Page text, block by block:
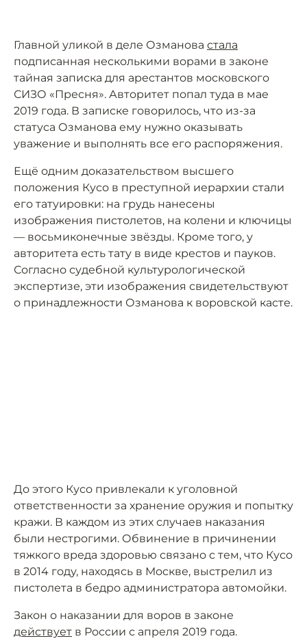
Главной уликой в деле Озманова стала
подписанная несколькими ворами в законе
тайная записка для арестантов московского
СИЗО «Пресня». Авторитет попал туда в мае
2019 года. В записке говорилось, что из-за
статуса Озманова ему нужно оказывать
уважение и выполнять все его распоряжения.
Ещё одним доказательством высшего
положения Кусо в преступной иерархии стали
его татуировки: на грудь нанесены
изображения пистолетов, на колени и ключицы
— восьмиконечные звёзды. Кроме того, у
авторитета есть тату в виде крестов и пауков.
Согласно судебной культурологической
экспертизе, эти изображения свидетельствуют
о принадлежности Озманова к воровской касте.
До этого Кусо привлекали к уголовной
ответственности за хранение оружия и попытку
кражи. В каждом из этих случаев наказания
были нестрогими. Обвинение в причинении
тяжкого вреда здоровью связано с тем, что Кусо
в 2014 году, находясь в Москве, выстрелил из
пистолета в бедро администратора автомойки.
Закон о наказании для воров в законе
действует в России с апреля 2019 года.